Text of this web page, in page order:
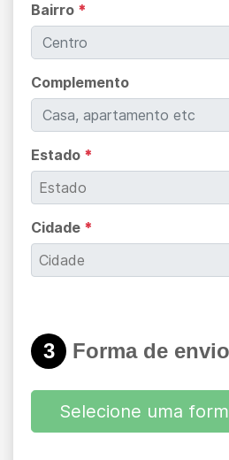
Bairro *
Complemento
Estado *
Estado
Cidade *
Cidade
3 Forma de envio
Selecione uma